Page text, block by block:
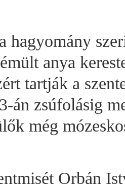
hagyomány
anya
tartják a
án zsúfolásig
még
Orbán